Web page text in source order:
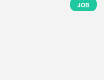
JOB